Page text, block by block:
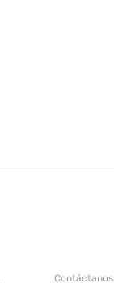
Contáctanos